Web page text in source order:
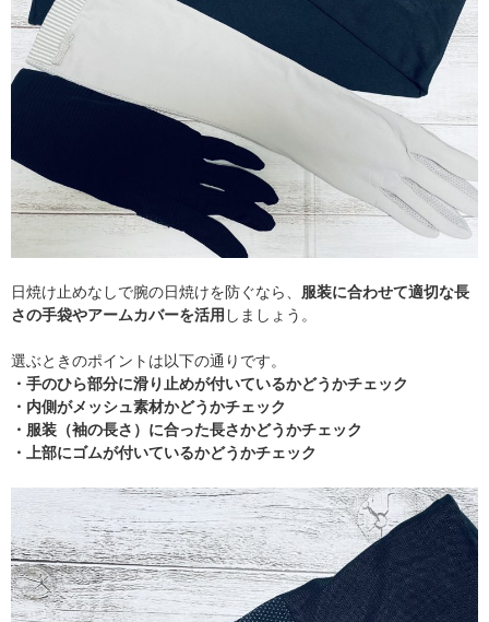
日焼け止めなしで腕の日焼けを防ぐなら、 服装に合わせて適切な長
さの手袋やアームカバーを活用 しましょう。
選ぶときのポイントは以下の通りです。
・手のひら部分に滑り止めが付いているかどうかチェック
・内側がメッシュ素材かどうかチェック
・服装（袖の長さ）に合った長さかどうかチェック
・上部にゴムが付いているかどうかチェック